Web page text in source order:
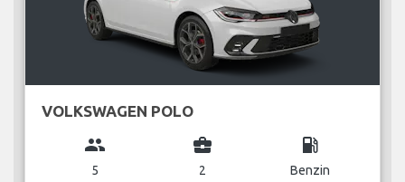
VOLKSWAGEN POLO
group
5
business_center
2
local_gas_station
Benzin